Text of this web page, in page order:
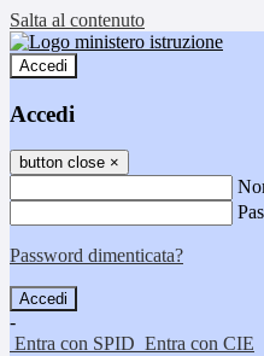
Salta al contenuto
Accedi
Accedi
button close ×
Password dimenticata?
-
Entra con SPID Entra con CIE